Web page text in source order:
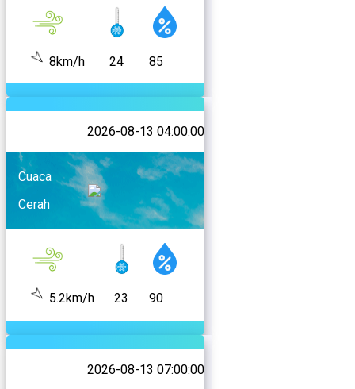
8km/h 24 85
2026-08-13 04:00:00
Cuaca
Cerah
5.2km/h 23 90
2026-08-13 07:00:00